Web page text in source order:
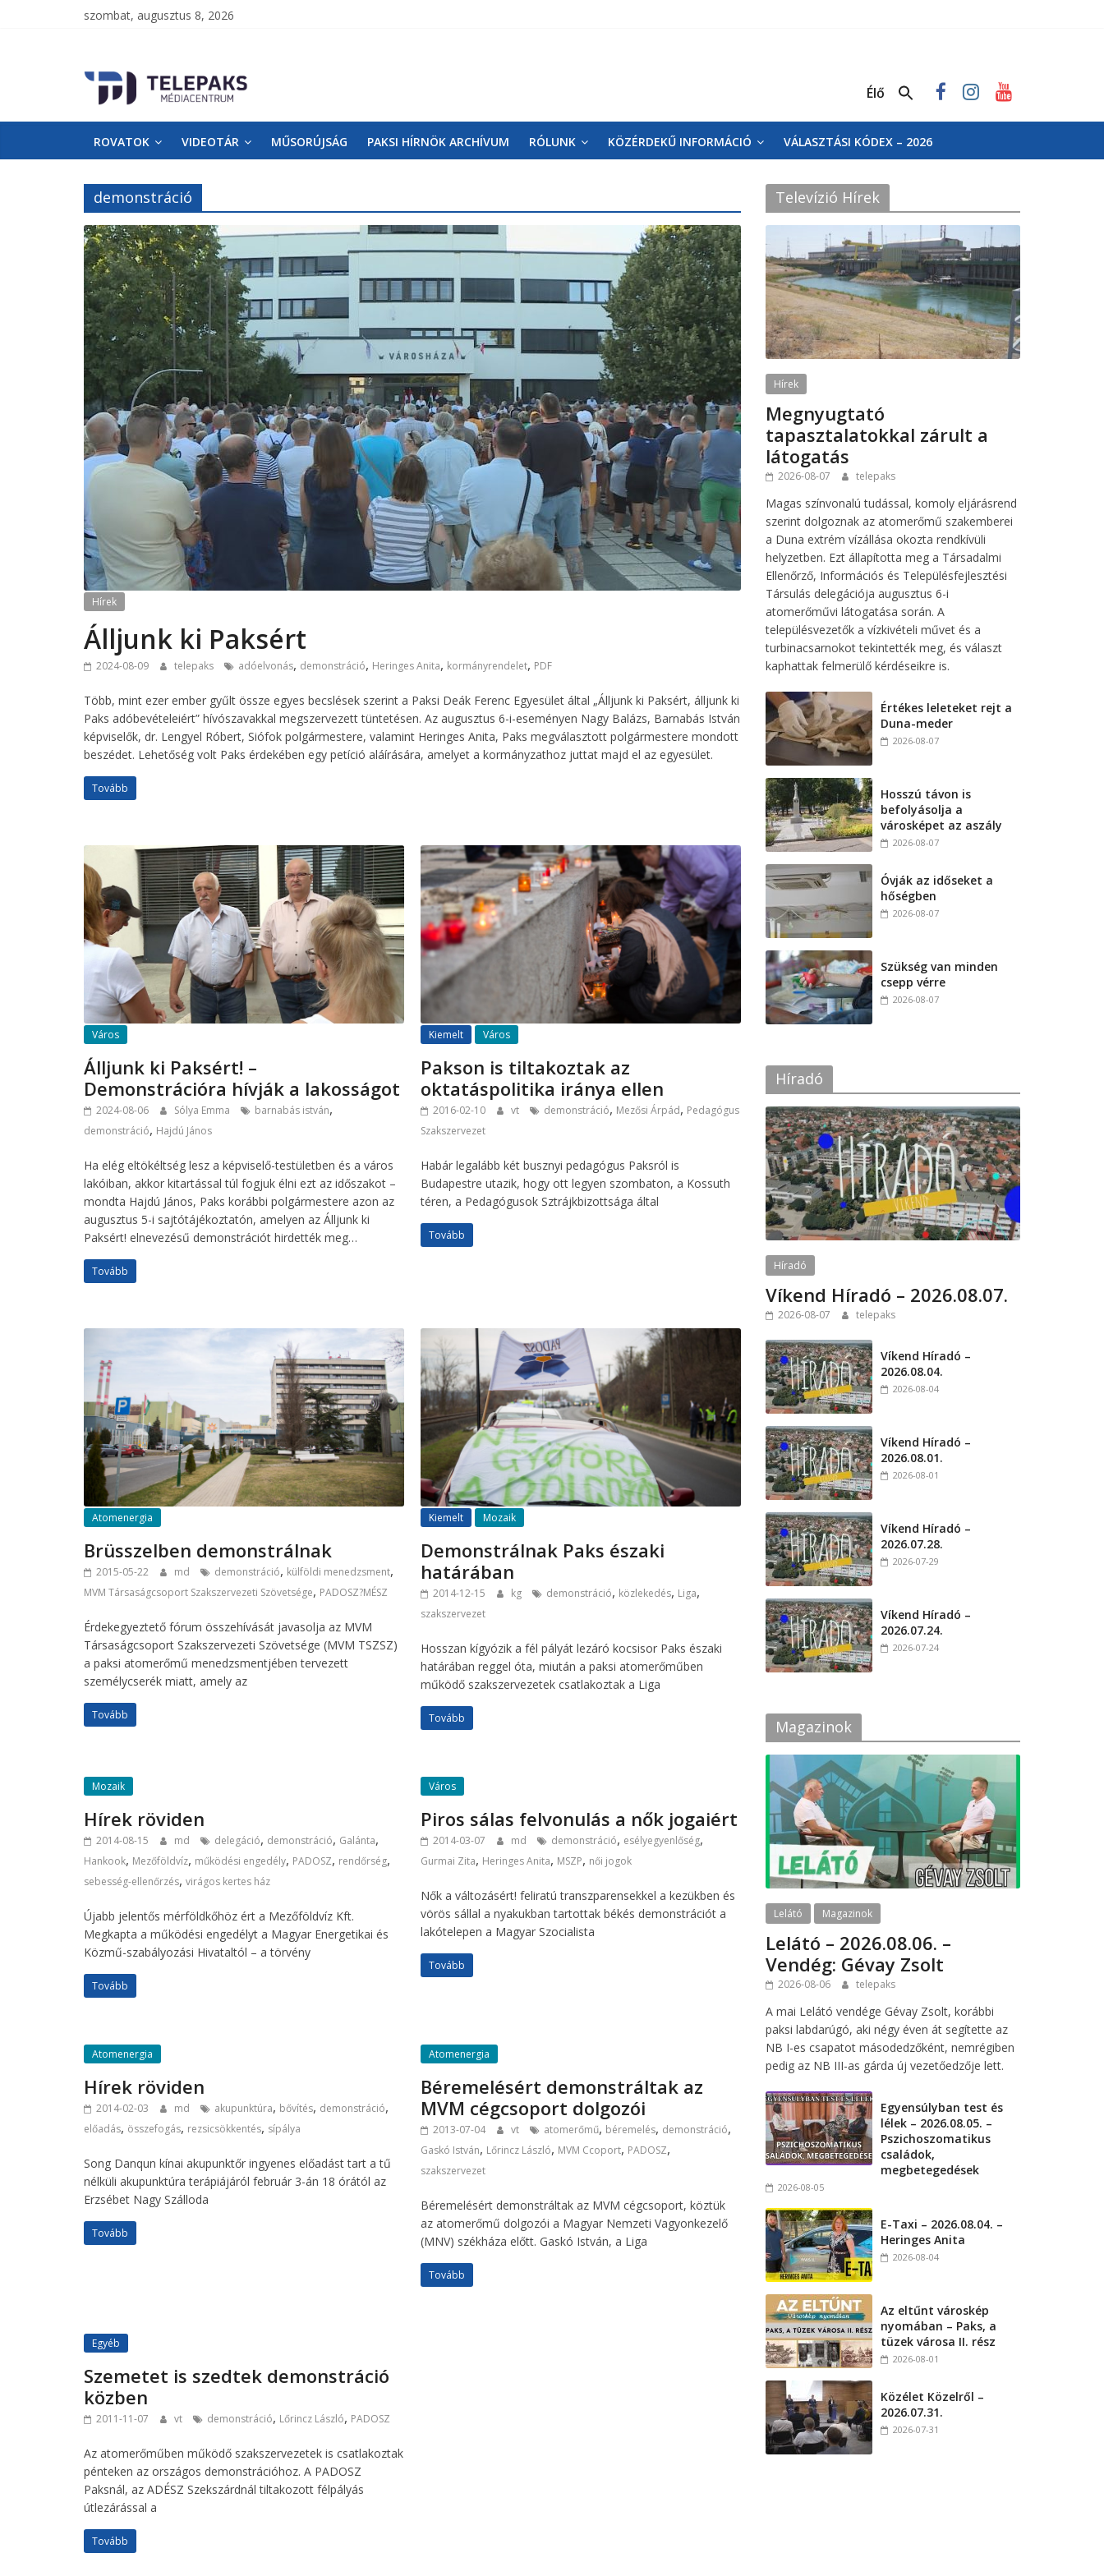
szombat, augusztus 8, 2026
TelePaks
Médiacentrum
TelePaks
Kistérségi
Televízió
honlapja
Élő
ROVATOK VIDEOTÁR MŰSORÚJSÁG PAKSI HÍRNÖK ARCHÍVUM RÓLUNK KÖZÉRDEKŰ INFORMÁCIÓ VÁLASZTÁSI KÓDEX – 2026
demonstráció
Hírek
Álljunk ki Paksért
2024-08-09 telepaks adóelvonás, demonstráció, Heringes Anita, kormányrendelet, PDF
Több, mint ezer ember gyűlt össze egyes becslések szerint a Paksi Deák Ferenc Egyesület által „Álljunk ki Paksért, álljunk ki
Paks adóbevételeiért” hívószavakkal megszervezett tüntetésen. Az augusztus 6-i-eseményen Nagy Balázs, Barnabás István
képviselők, dr. Lengyel Róbert, Siófok polgármestere, valamint Heringes Anita, Paks megválasztott polgármestere mondott
beszédet. Lehetőség volt Paks érdekében egy petíció aláírására, amelyet a kormányzathoz juttat majd el az egyesület.
Tovább
Város
Álljunk ki Paksért! –
Demonstrációra hívják a lakosságot
2024-08-06 Sólya Emma barnabás istván,
demonstráció, Hajdú János
Ha elég eltökéltség lesz a képviselő-testületben és a város
lakóiban, akkor kitartással túl fogjuk élni ezt az időszakot –
mondta Hajdú János, Paks korábbi polgármestere azon az
augusztus 5-i sajtótájékoztatón, amelyen az Álljunk ki
Paksért! elnevezésű demonstrációt hirdették meg…
Tovább
Kiemelt Város
Pakson is tiltakoztak az
oktatáspolitika iránya ellen
2016-02-10 vt demonstráció, Mezősi Árpád, Pedagógus
Szakszervezet
Habár legalább két busznyi pedagógus Paksról is
Budapestre utazik, hogy ott legyen szombaton, a Kossuth
téren, a Pedagógusok Sztrájkbizottsága által
Tovább
Atomenergia
Brüsszelben demonstrálnak
2015-05-22 md demonstráció, külföldi menedzsment,
MVM Társaságcsoport Szakszervezeti Szövetsége, PADOSZ?MÉSZ
Érdekegyeztető fórum összehívását javasolja az MVM
Társaságcsoport Szakszervezeti Szövetsége (MVM TSZSZ)
a paksi atomerőmű menedzsmentjében tervezett
személycserék miatt, amely az
Tovább
Kiemelt Mozaik
Demonstrálnak Paks északi
határában
2014-12-15 kg demonstráció, közlekedés, Liga,
szakszervezet
Hosszan kígyózik a fél pályát lezáró kocsisor Paks északi
határában reggel óta, miután a paksi atomerőműben
működő szakszervezetek csatlakoztak a Liga
Tovább
Mozaik
Hírek röviden
2014-08-15 md delegáció, demonstráció, Galánta,
Hankook, Mezőföldvíz, működési engedély, PADOSZ, rendőrség,
sebesség-ellenőrzés, virágos kertes ház
Újabb jelentős mérföldkőhöz ért a Mezőföldvíz Kft.
Megkapta a működési engedélyt a Magyar Energetikai és
Közmű-szabályozási Hivataltól – a törvény
Tovább
Város
Piros sálas felvonulás a nők jogaiért
2014-03-07 md demonstráció, esélyegyenlőség,
Gurmai Zita, Heringes Anita, MSZP, női jogok
Nők a változásért! feliratú transzparensekkel a kezükben és
vörös sállal a nyakukban tartottak békés demonstrációt a
lakótelepen a Magyar Szocialista
Tovább
Atomenergia
Hírek röviden
2014-02-03 md akupunktúra, bővítés, demonstráció,
előadás, összefogás, rezsicsökkentés, sípálya
Song Danqun kínai akupunktőr ingyenes előadást tart a tű
nélküli akupunktúra terápiájáról február 3-án 18 órától az
Erzsébet Nagy Szálloda
Tovább
Atomenergia
Béremelésért demonstráltak az
MVM cégcsoport dolgozói
2013-07-04 vt atomerőmű, béremelés, demonstráció,
Gaskó István, Lőrincz László, MVM Ccoport, PADOSZ,
szakszervezet
Béremelésért demonstráltak az MVM cégcsoport, köztük
az atomerőmű dolgozói a Magyar Nemzeti Vagyonkezelő
(MNV) székháza előtt. Gaskó István, a Liga
Tovább
Egyéb
Szemetet is szedtek demonstráció
közben
2011-11-07 vt demonstráció, Lőrincz László, PADOSZ
Az atomerőműben működő szakszervezetek is csatlakoztak
pénteken az országos demonstrációhoz. A PADOSZ
Paksnál, az ADÉSZ Szekszárdnál tiltakozott félpályás
útlezárással a
Tovább
Televízió Hírek
Hírek
Megnyugtató
tapasztalatokkal zárult a
látogatás
2026-08-07 telepaks
Magas színvonalú tudással, komoly eljárásrend
szerint dolgoznak az atomerőmű szakemberei
a Duna extrém vízállása okozta rendkívüli
helyzetben. Ezt állapította meg a Társadalmi
Ellenőrző, Információs és Településfejlesztési
Társulás delegációja augusztus 6-i
atomerőművi látogatása során. A
településvezetők a vízkivételi művet és a
turbinacsarnokot tekintették meg, és választ
kaphattak felmerülő kérdéseikre is.
Értékes leleteket rejt a
Duna-meder
2026-08-07
Hosszú távon is
befolyásolja a
városképet az aszály
2026-08-07
Óvják az időseket a
hőségben
2026-08-07
Szükség van minden
csepp vérre
2026-08-07
Híradó
Híradó
Víkend Híradó – 2026.08.07.
2026-08-07 telepaks
Víkend Híradó –
2026.08.04.
2026-08-04
Víkend Híradó –
2026.08.01.
2026-08-01
Víkend Híradó –
2026.07.28.
2026-07-29
Víkend Híradó –
2026.07.24.
2026-07-24
Magazinok
Lelátó Magazinok
Lelátó – 2026.08.06. –
Vendég: Gévay Zsolt
2026-08-06 telepaks
A mai Lelátó vendége Gévay Zsolt, korábbi
paksi labdarúgó, aki négy éven át segítette az
NB I-es csapatot másodedzőként, nemrégiben
pedig az NB III-as gárda új vezetőedzője lett.
Egyensúlyban test és
lélek – 2026.08.05. –
Pszichoszomatikus
családok,
megbetegedések
2026-08-05
E-Taxi – 2026.08.04. –
Heringes Anita
2026-08-04
Az eltűnt városkép
nyomában – Paks, a
tüzek városa II. rész
2026-08-01
Közélet Közelről –
2026.07.31.
2026-07-31